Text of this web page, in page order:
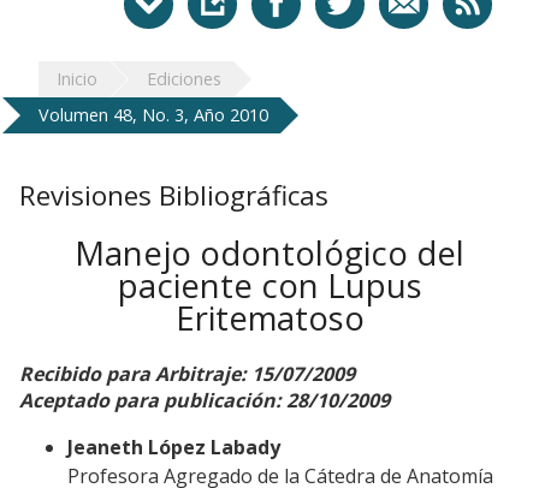
Inicio
Ediciones
Volumen 48, No. 3, Año 2010
Revisiones Bibliográficas
Manejo odontológico del
paciente con Lupus
Eritematoso
Recibido para Arbitraje: 15/07/2009
Aceptado para publicación: 28/10/2009
Jeaneth López Labady
Profesora Agregado de la Cátedra de Anatomía